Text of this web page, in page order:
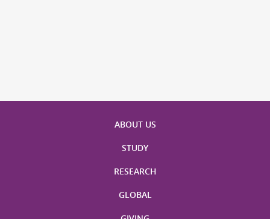
ABOUT US
STUDY
RESEARCH
GLOBAL